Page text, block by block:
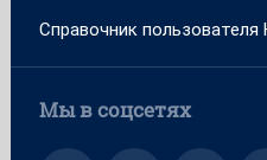
Справочник пользователя
Мы в соцсетях